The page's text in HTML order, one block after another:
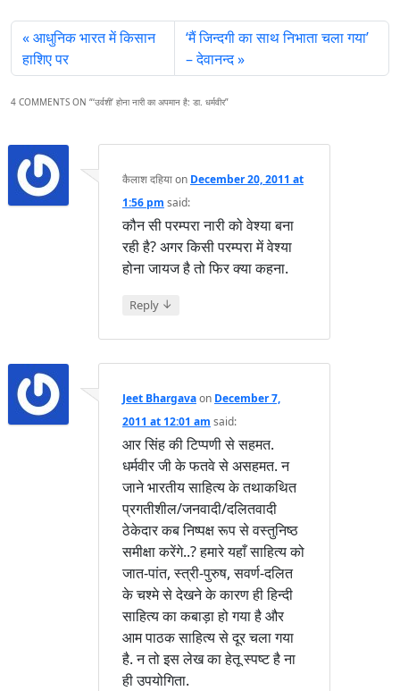
आधुनिक भारत में किसान
हाशिए पर
‘मैं जिन्दगी का साथ निभाता चला गया’
– देवानन्द
4 COMMENTS ON “‘उर्वशी’ होना नारी का अपमान है: डा. धर्मवीर”
कैलाश दहियाon December 20, 2011 at
1:56 pm said:
कौन सी परम्परा नारी को वेश्या बना
रही है? अगर किसी परम्परा में वेश्या
होना जायज है तो फिर क्या कहना.
Reply ↓
Jeet Bhargavaon December 7,
2011 at 12:01 am said:
आर सिंह की टिप्पणी से सहमत.
धर्मवीर जी के फतवे से असहमत. न
जाने भारतीय साहित्य के तथाकथित
प्रगतीशील/जनवादी/दलितवादी
ठेकेदार कब निष्पक्ष रूप से वस्तुनिष्ठ
समीक्षा करेंगे..? हमारे यहाँ साहित्य को
जात-पांत, स्त्री-पुरुष, सवर्ण-दलित
के चश्मे से देखने के कारण ही हिन्दी
साहित्य का कबाड़ा हो गया है और
आम पाठक साहित्य से दूर चला गया
है. न तो इस लेख का हेतू स्पष्ट है ना
ही उपयोगिता.